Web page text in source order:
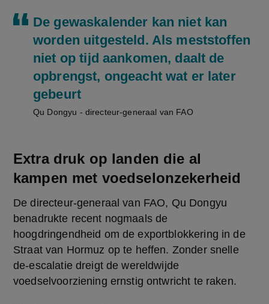
De gewaskalender kan niet kan
worden uitgesteld. Als meststoffen
niet op tijd aankomen, daalt de
opbrengst, ongeacht wat er later
gebeurt
Qu Dongyu - directeur-generaal van FAO
Extra druk op landen die al
kampen met voedselonzekerheid
De directeur-generaal van FAO, Qu Dongyu
benadrukte recent nogmaals de
hoogdringendheid om de exportblokkering in de
Straat van Hormuz op te heffen. Zonder snelle
de-escalatie dreigt de wereldwijde
voedselvoorziening ernstig ontwricht te raken.